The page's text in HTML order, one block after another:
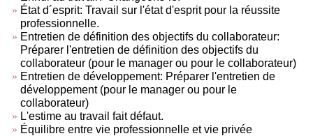
État d´esprit: Travail sur l'état d'esprit pour la réussite
professionnelle.
Entretien de définition des objectifs du collaborateur:
Préparer l'entretien de définition des objectifs du
collaborateur (pour le manager ou pour le collaborateur)
Entretien de développement: Préparer l'entretien de
développement (pour le manager ou pour le
collaborateur)
L'estime au travail fait défaut.
Équilibre entre vie professionnelle et vie privée